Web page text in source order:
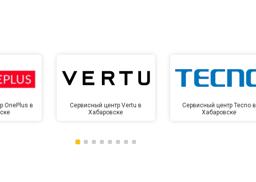
OnePlus в
Сервисный центр Vertu в
Хабаровске
Сервисный центр Tecno в
Хабаровске